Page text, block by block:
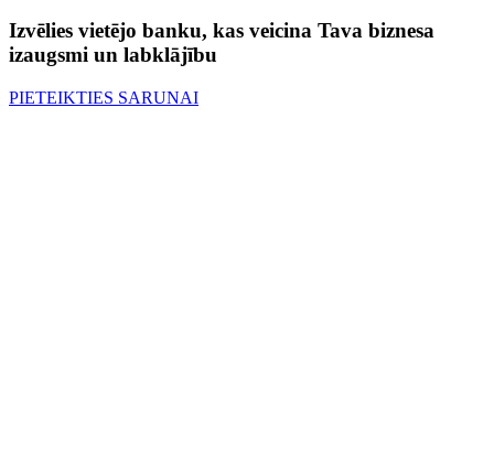
Izvēlies vietējo banku, kas veicina Tava biznesa
izaugsmi un labklājību
PIETEIKTIES SARUNAI